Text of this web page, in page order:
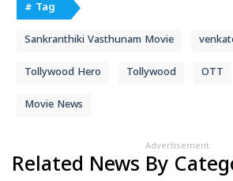
# Tag
Sankranthiki Vasthunam Movie
Tollywood Hero Tollywood OTT
Movie News
Advertisement
Related News By